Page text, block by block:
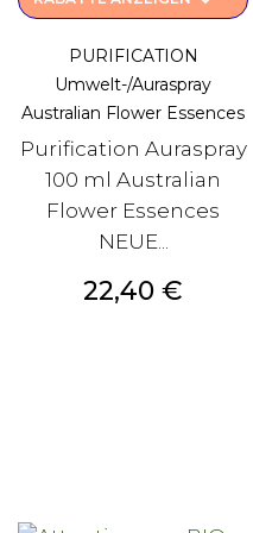
PURIFICATION
Umwelt-/Auraspray
Australian Flower Essences
Purification Auraspray
100 ml Australian
Flower Essences
NEUE...
Preis
22,40 €